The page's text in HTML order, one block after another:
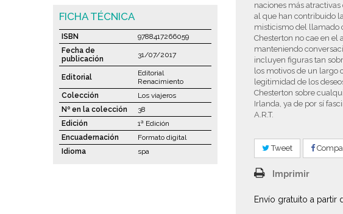
naciones más
al que han contribuido
misticismo del llamado
Chesterton no cae en el
manteniendo
incluyen figuras tan
los motivos de un largo
legitimidad de los
Chesterton sobre
Irlanda, ya de por sí
A.R.T.
Tweet
Imprimir
Envío gratuito a partir
FICHA TÉCNICA
ISBN
9788417266059
Fecha de
publicación
31/07/2017
Editorial
Editorial
Renacimiento
Colección
Los viajeros
Nº en la colección
38
Edición
1ª Edición
Encuadernación
Formato digital
Idioma
spa